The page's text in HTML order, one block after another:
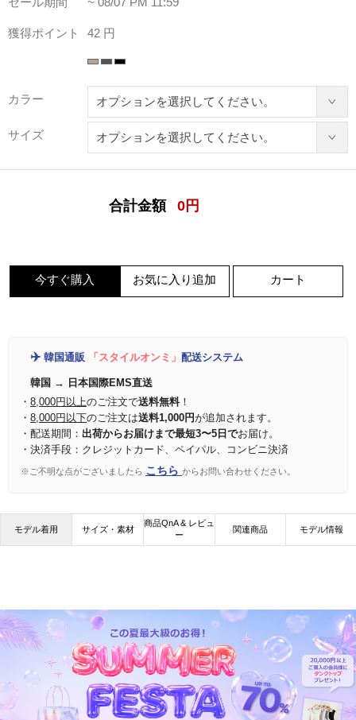
獲得ポイント 42 円
カラー
サイズ
合計金額 0 円
今すぐ購入 お気に入り追加 カート
✈️ 韓国通販 「スタイルオンミ」 配送システム
韓国 → 日本国際EMS直送
・ 8,000円以上のご注文で送料無料！
・ 8,000円以下のご注文は送料1,000円が追加されます。
・配送期間： 出荷からお届けまで最短3〜5日でお届け。
・決済手段：クレジットカード、ペイパル、コンビニ決済
※ご不明な点がございましたら こちら からお問い合わせください。
モデル着用 サイズ・素材
商品QnA & レビュ
ー
関連商品 モデル情報